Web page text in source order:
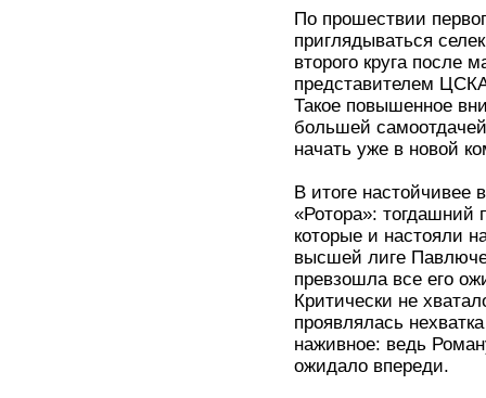
По прошествии
приглядываться
второго круга после
представителем
Такое повышенное
большей
начать уже в новой
В итоге настойчивее
«Ротора»: тогдашний
которые и настояли
высшей лиге
превзошла все его
Критически не
проявлялась
наживное: ведь
ожидало впереди.